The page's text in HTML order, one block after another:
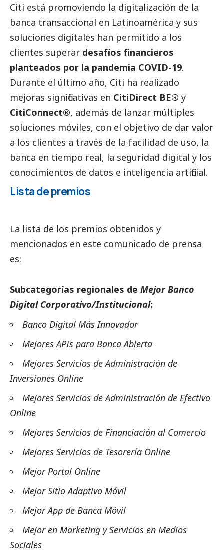
Citi está promoviendo la digitalización de la
banca transaccional en Latinoamérica y sus
soluciones digitales han permitido a los
clientes superar desafíos financieros
planteados por la pandemia COVID-19.
Durante el último año, Citi ha realizado
mejoras significativas en CitiDirect BE® y
CitiConnect®, además de lanzar múltiples
soluciones móviles, con el objetivo de dar valor
a los clientes a través de la facilidad de uso, la
banca en tiempo real, la seguridad digital y los
conocimientos de datos e inteligencia artificial.
Lista de premios
La lista de los premios obtenidos y
mencionados en este comunicado de prensa
es:
Subcategorías regionales de Mejor Banco
Digital Corporativo/Institucional:
Banco Digital Más Innovador
Mejores APIs para Banca Abierta
Mejores Servicios de Administración de
Inversiones Online
Mejores Servicios de Administración de Efectivo
Online
Mejores Servicios de Financiación al Comercio
Mejores Servicios de Tesorería Online
Mejor Portal Online
Mejor Sitio Adaptivo Móvil
Mejor App de Banca Móvil
Mejor en Marketing y Servicios en Medios
Sociales